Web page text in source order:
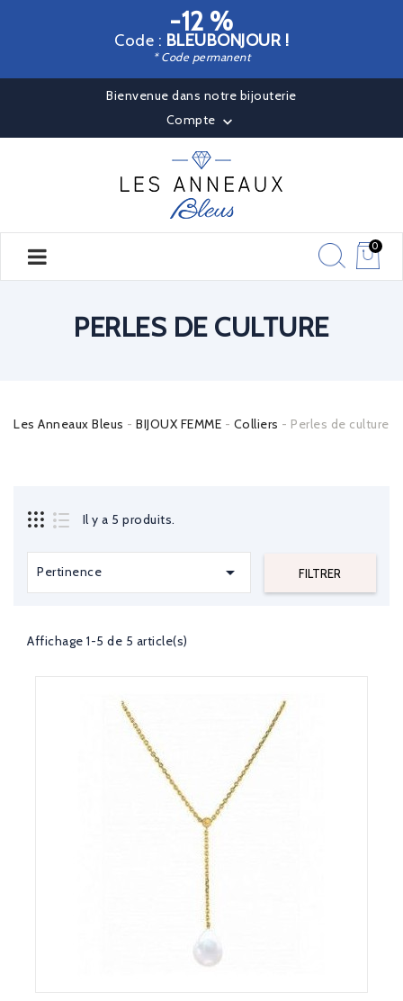
-12 %
Code : BLEUBONJOUR !
* Code permanent
Bienvenue dans notre bijouterie
Compte 
0
PERLES DE CULTURE
Les Anneaux Bleus BIJOUX FEMME Colliers Perles de culture
Il y a 5 produits.
Pertinence  FILTRER
Affichage 1-5 de 5 article(s)